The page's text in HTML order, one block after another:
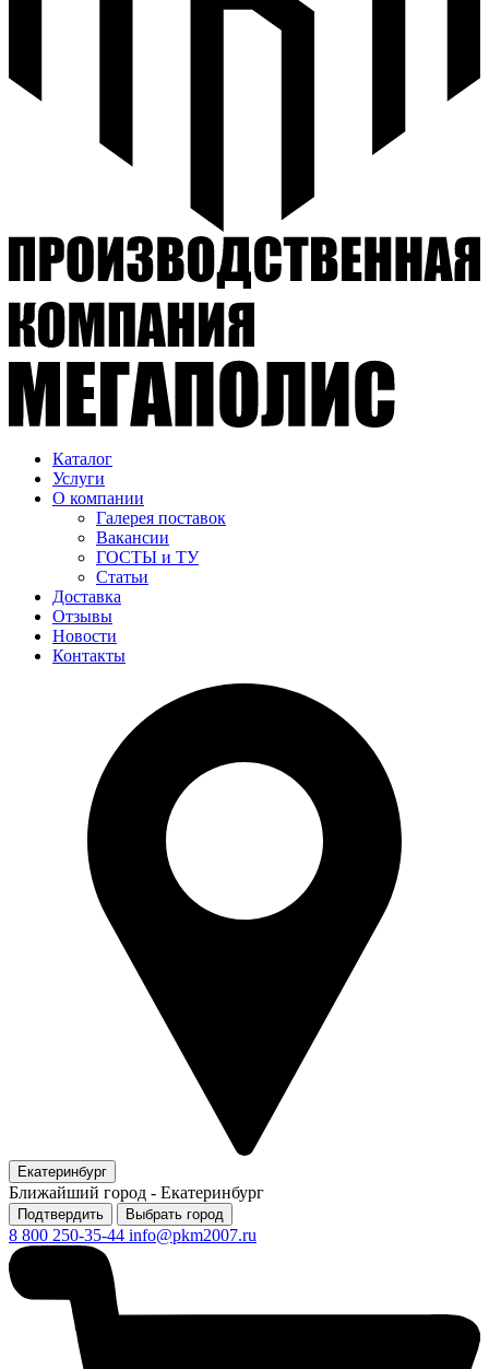
Каталог
Услуги
О компании
Галерея поставок
Вакансии
ГОСТЫ и ТУ
Статьи
Доставка
Отзывы
Новости
Контакты
Екатеринбург
Ближайший город - Екатеринбург
Подтвердить Выбрать город
8 800 250-35-44 info@pkm2007.ru